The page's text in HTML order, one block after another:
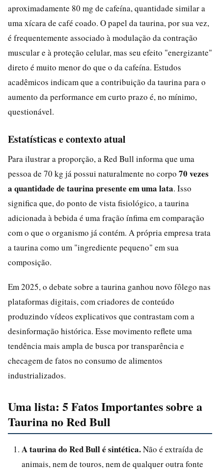
aproximadamente 80 mg de cafeína, quantidade similar a
uma xícara de café coado. O papel da taurina, por sua vez,
é frequentemente associado à modulação da contração
muscular e à proteção celular, mas seu efeito "energizante"
direto é muito menor do que o da cafeína. Estudos
acadêmicos indicam que a contribuição da taurina para o
aumento da performance em curto prazo é, no mínimo,
questionável.
Estatísticas e contexto atual
Para ilustrar a proporção, a Red Bull informa que uma
pessoa de 70 kg já possui naturalmente no corpo 70 vezes
a quantidade de taurina presente em uma lata. Isso
significa que, do ponto de vista fisiológico, a taurina
adicionada à bebida é uma fração ínfima em comparação
com o que o organismo já contém. A própria empresa trata
a taurina como um "ingrediente pequeno" em sua
composição.
Em 2025, o debate sobre a taurina ganhou novo fôlego nas
plataformas digitais, com criadores de conteúdo
produzindo vídeos explicativos que contrastam com a
desinformação histórica. Esse movimento reflete uma
tendência mais ampla de busca por transparência e
checagem de fatos no consumo de alimentos
industrializados.
Uma lista: 5 Fatos Importantes sobre a
Taurina no Red Bull
A taurina do Red Bull é sintética.Não é extraída de
animais, nem de touros, nem de qualquer outra fonte